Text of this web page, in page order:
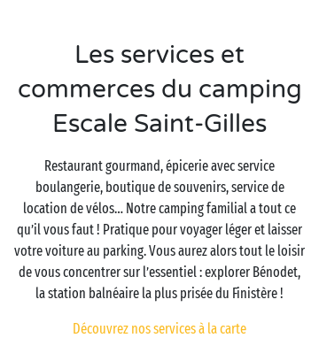
Les services et
commerces du camping
Escale Saint-Gilles
Restaurant gourmand, épicerie avec service
boulangerie, boutique de souvenirs, service de
location de vélos… Notre camping familial a tout ce
qu’il vous faut ! Pratique pour voyager léger et laisser
votre voiture au parking. Vous aurez alors tout le loisir
de vous concentrer sur l’essentiel : explorer Bénodet,
la station balnéaire la plus prisée du Finistère !
Découvrez nos services à la carte